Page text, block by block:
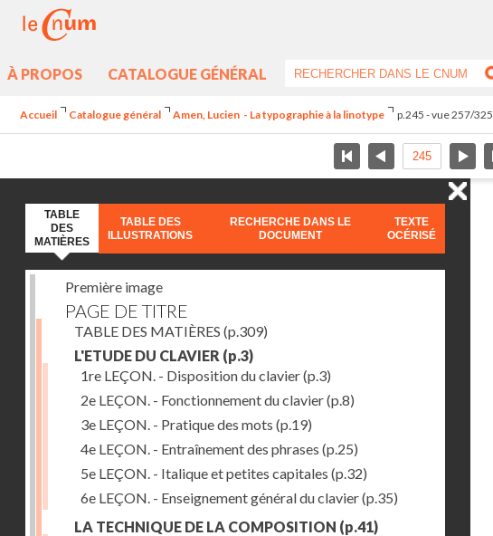
À PROPOS CATALOGUE GÉNÉRAL
Accueil Catalogue général Amen, Lucien - La typographie à la linotype p.245 - vue 257/325
TABLE
DES
MATIÈRES
TABLE DES
ILLUSTRATIONS
RECHERCHE DANS LE
DOCUMENT
TEXTE
OCÉRISÉ
Première image
PAGE DE TITRE
TABLE DES MATIÈRES (p.309)
L'ETUDE DU CLAVIER (p.3)
1re LEÇON. - Disposition du clavier(p.3)
2e LEÇON. - Fonctionnement du clavier(p.8)
3e LEÇON. - Pratique des mots (p.19)
4e LEÇON. - Entraînement des phrases (p.25)
5e LEÇON. - Italique et petites capitales (p.32)
6e LEÇON. - Enseignement général du clavier(p.35)
LA TECHNIQUE DE LA COMPOSITION (p.41)